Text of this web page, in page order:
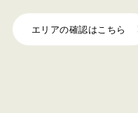
エリアの確認はこちら